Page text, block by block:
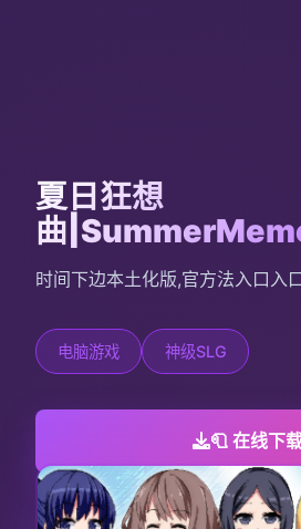
夏日狂想
曲
时间下边本土化版,官方法入口入
电脑游戏 神级SLG
🧻 在线下